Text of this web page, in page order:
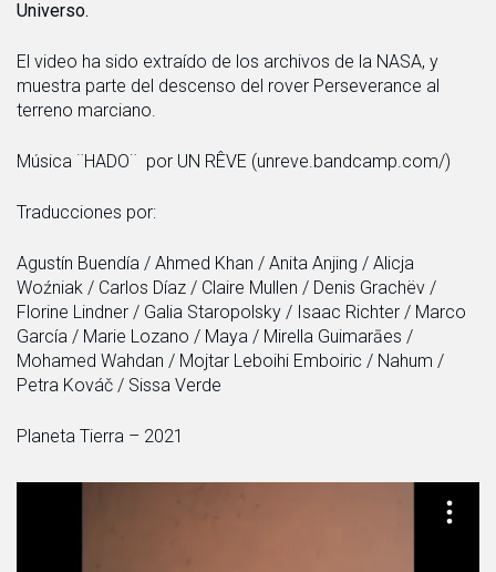
Universo.
El video ha sido extraído de los archivos de la NASA, y
muestra parte del descenso del rover Perseverance al
terreno marciano.
Música ¨HADO¨ por UN RÊVE (unreve.bandcamp.com/)
Traducciones por:
Agustín Buendía / Ahmed Khan / Anita Anjing / Alicja
Woźniak / Carlos Díaz / Claire Mullen / Denis Grachëv /
Florine Lindner / Galia Staropolsky / Isaac Richter / Marco
García / Marie Lozano / Maya / Mirella Guimarāes /
Mohamed Wahdan / Mojtar Leboihi Emboiric / Nahum /
Petra Kováč / Sissa Verde
Planeta Tierra – 2021